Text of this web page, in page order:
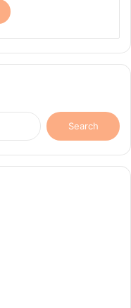
Search